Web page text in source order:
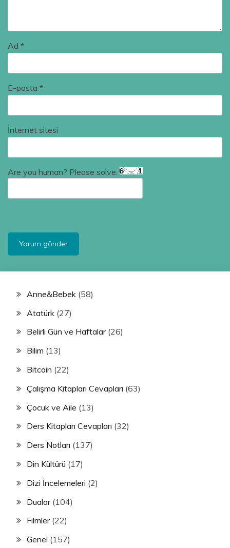
Ad *
E-posta *
İnternet sitesi
Are you human? Please solve:
Anne&Bebek (58)
Atatürk (27)
Belirli Gün ve Haftalar(26)
Bilim (13)
Bitcoin (22)
Çalışma Kitapları Cevapları (63)
Çocuk ve Aile (13)
Ders Kitapları Cevapları (32)
Ders Notları (137)
Din Kültürü (17)
Dizi İncelemeleri (2)
Dualar(104)
Filmler(22)
Genel (157)